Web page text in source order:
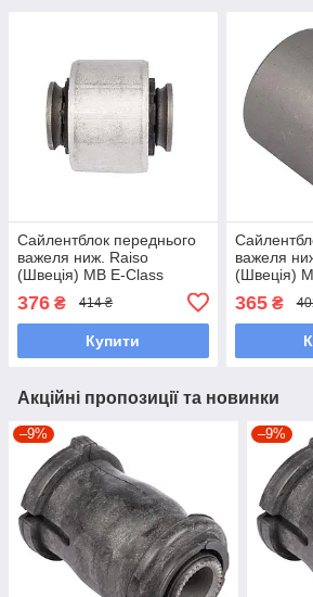
Сайлентблок переднього
важеля ниж. Raiso
(Швеція) MB E-Class
W213, Мерседес Е-Клас
Ф213 #RL-205214M
UAQIHFS7
376 ₴ 414 ₴
Купити
важеля
(Швеція)
204114M
365₴
Акційні пропозиції та новинки
–9% –9%